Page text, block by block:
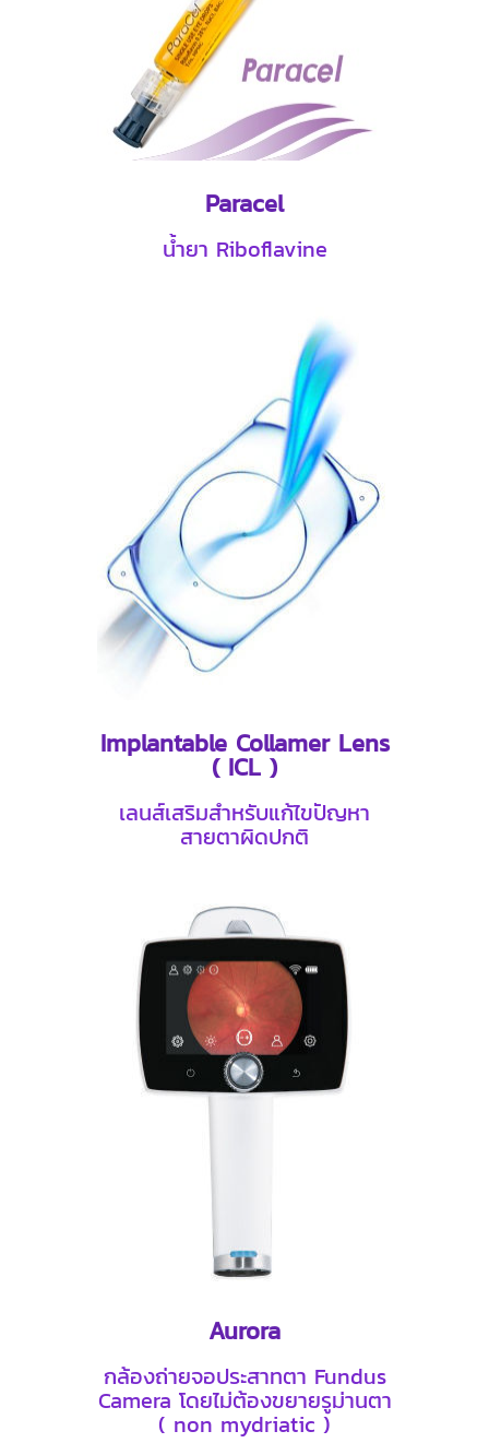
Paracel
น้ำยา Riboflavine
Implantable Collamer Lens
( ICL )
เลนส์เสริมสำหรับแก้ไขปัญหา
สายตาผิดปกติ
Aurora
กล้องถ่ายจอประสาทตา Fundus
Camera โดยไม่ต้องขยายรูม่านตา
( non mydriatic )